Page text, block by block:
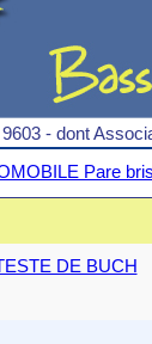
- dont
Pare
DE BUCH